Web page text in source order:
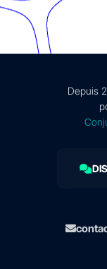
Depuis